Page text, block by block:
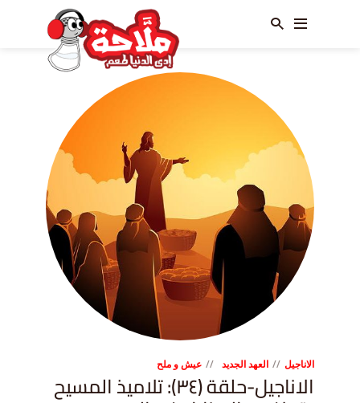
الاناجيل العهد الجديد عيش و ملح
الاناجيل-حلقة (٣٤): تلاميذ المسيح